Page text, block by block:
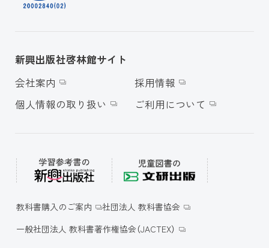
新興出版社啓林館サイト
会社案内
採用情報
個人情報の取り扱い
ご利用について
教科書購入のご案内
社団法人 教科書協会
一般社団法人 教科書著作権協会（JACTEX）